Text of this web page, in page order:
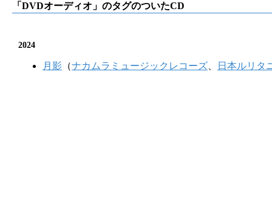
「 DVDオーディオ 」のタグのついたCD
2024
月影 （ナカムラミュージックレコーズ 日本ルリタ